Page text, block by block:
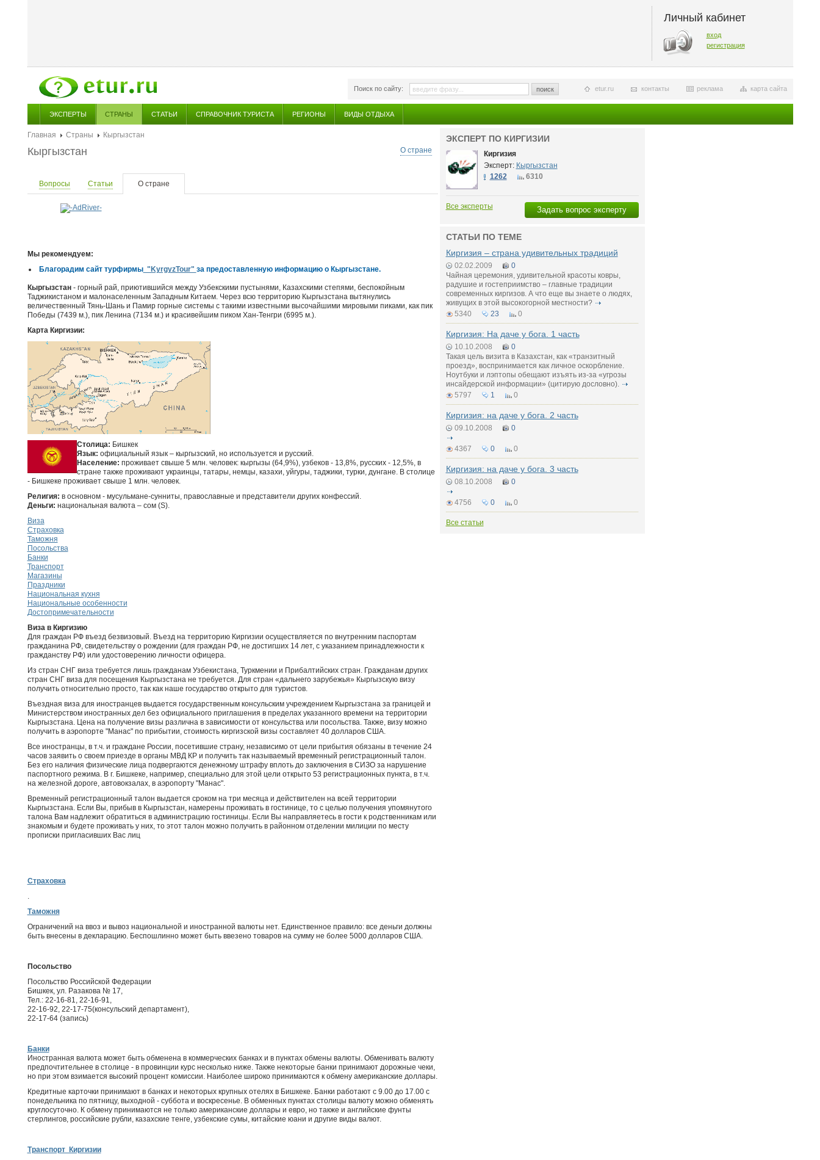
Личный кабинет
вход
регистрация
Поиск по сайту: поиск карта сайта
реклама
контакты
etur.ru
ЭКСПЕРТЫ СТРАНЫ СТАТЬИ СПРАВОЧНИК ТУРИСТА РЕГИОНЫ ВИДЫ ОТДЫХА
Главная Страны
Кыргызстан
О стране
Кыргызстан
Вопросы Статьи О стране
Мы рекомендуем:
Благорадим сайт турфирмы"KyrgyzTour" за предоставленную информацию о Кыргызстане.
Кыргызстан- горный рай, приютившийся между Узбекскими пустынями, Казахскими степями, беспокойным
Таджикистаном и малонаселенным Западным Китаем. Через всю территорию Кыргызстана вытянулись
величественный Тянь-Шань и Памир горные системы с такими известными высочайшими мировыми пиками, как пик
Победы (7439 м.), пик Ленина (7134 м.) и красивейшим пиком Хан-Тенгри (6995 м.).
Карта Киргизии:
Столица: Бишкек
Язык: официальный язык – кыргызский, но используется и русский.
Население: проживает свыше 5 млн. человек: кыргызы (64,9%), узбеков - 13,8%, русских - 12,5%, в
стране также проживают украинцы, татары, немцы, казахи, уйгуры, таджики, турки, дунгане. В столице
- Бишкеке проживает свыше 1 млн. человек.
Религия: в основном - мусульмане-сунниты, православные и представители других конфессий.
Деньги: национальная валюта – сом (S).
Виза
Страховка
Таможня
Посольства
Банки
Транспорт
Магазины
Праздники
Национальная кухня
Национальные особенности
Достопримечательности
Виза в Киргизию
Для граждан РФ въезд безвизовый. Въезд на территорию Киргизии осуществляется по внутренним паспортам
гражданина РФ, свидетельству о рождении (для граждан РФ, не достигших 14 лет, с указанием принадлежности к
гражданству РФ) или удостоверению личности офицера.
Из стран СНГ виза требуется лишь гражданам Узбекистана, Туркмении и Прибалтийских стран. Гражданам других
стран СНГ виза для посещения Кыргызстана не требуется. Для стран «дальнего зарубежья» Кыргызскую визу
получить относительно просто, так как наше государство открыто для туристов.
Въездная виза для иностранцев выдается государственным консульским учреждением Кыргызстана за границей и
Министерством иностранных дел без официального приглашения в пределах указанного времени на территории
Кыргызстана. Цена на получение визы различна в зависимости от консульства или посольства. Также, визу можно
получить в аэропорте "Манас" по прибытии, стоимость киргизской визы составляет 40 долларов США.
Все иностранцы, в т.ч. и граждане России, посетившие страну, независимо от цели прибытия обязаны в течение 24
часов заявить о своем приезде в органы МВД КР и получить так называемый временный регистрационный талон.
Без его наличия физические лица подвергаются денежному штрафу вплоть до заключения в СИЗО за нарушение
паспортного режима. В г. Бишкеке, например, специально для этой цели открыто 53 регистрационных пункта, в т.ч.
на железной дороге, автовокзалах, в аэропорту "Манас".
Временный регистрационный талон выдается сроком на три месяца и действителен на всей территории
Кыргызстана. Если Вы, прибыв в Кыргызстан, намерены проживать в гостинице, то с целью получения упомянутого
талона Вам надлежит обратиться в администрацию гостиницы. Если Вы направляетесь в гости к родственникам или
знакомым и будете проживать у них, то этот талон можно получить в районном отделении милиции по месту
прописки пригласивших Вас лиц
Страховка
.
Таможня
Ограничений на ввоз и вывоз национальной и иностранной валюты нет. Единственное правило: все деньги должны
быть внесены в декларацию. Беспошлинно может быть ввезено товаров на сумму не более 5000 долларов США.
Посольство
Посольство Российской Федерации
Бишкек, ул. Разакова № 17,
Тел.: 22-16-81, 22-16-91,
22-16-92, 22-17-75(консульский департамент),
22-17-64 (запись)
Банки
Иностранная валюта может быть обменена в коммерческих банках и в пунктах обмены валюты. Обменивать валюту
предпочтительнее в столице - в провинции курс несколько ниже. Также некоторые банки принимают дорожные чеки,
но при этом взимается высокий процент комиссии. Наиболее широко принимаются к обмену американские доллары.
Кредитные карточки принимают в банках и некоторых крупных отелях в Бишкеке. Банки работают с 9.00 до 17.00 с
понедельника по пятницу, выходной - суббота и воскресенье. В обменных пунктах столицы валюту можно обменять
круглосуточно. К обмену принимаются не только американские доллары и евро, но также и английские фунты
стерлингов, российские рубли, казахские тенге, узбекские сумы, китайские юани и другие виды валют.
Транспорт Киргизии
ЭКСПЕРТ ПО КИРГИЗИИ
Киргизия
Эксперт: Кыргызстан
1262
6310
Задать вопрос эксперту
Все эксперты
СТАТЬИ ПО ТЕМЕ
Киргизия – страна удивительных традиций
02.02.2009
0
Чайная церемония, удивительной красоты ковры,
радушие и гостеприимство – главные традиции
современных киргизов. А что еще вы знаете о людях,
живущих в этой высокогорной местности?
5340
23 0
Киргизия: На даче у бога. 1 часть
10.10.2008
0
Такая цель визита в Казахстан, как «транзитный
проезд», воспринимается как личное оскорбление.
Ноутбуки и лэптопы обещают изъять из-за «угрозы
инсайдерской информации» (цитирую дословно).
5797
1 0
Киргизия: на даче у бога. 2 часть
09.10.2008 0
4367 0 0
Киргизия: на даче у бога. 3 часть
08.10.2008 0
4756 0 0
Все статьи